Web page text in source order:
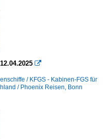

/ KFGS - Kabinen-FGS für
/ Phoenix Reisen, Bonn